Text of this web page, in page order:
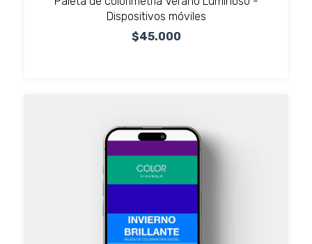
Dispositivos móviles
$45.000